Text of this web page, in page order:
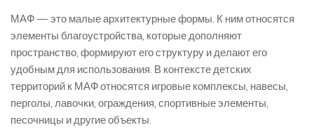
МАФ — это малые архитектурные формы. К ним относятся
элементы благоустройства, которые дополняют
пространство, формируют его структуру и делают его
удобным для использования. В контексте детских
территорий к МАФ относятся игровые комплексы, навесы,
перголы, лавочки, ограждения, спортивные элементы,
песочницы и другие объекты.